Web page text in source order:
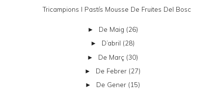
Tricampions I Pastís Mousse De Fruites Del Bosc
► De Maig (26)
► D’abril (28)
► De Març (30)
► De Febrer (27)
► De Gener (15)